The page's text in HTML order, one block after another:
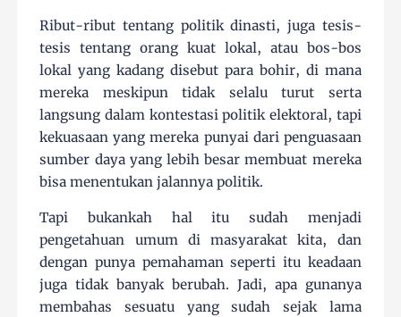
Ribut-ribut tentang politik dinasti, juga tesis-
tesis tentang orang kuat lokal, atau bos-bos
lokal yang kadang disebut para bohir, di mana
mereka meskipun tidak selalu turut serta
langsung dalam kontestasi politik elektoral, tapi
kekuasaan yang mereka punyai dari penguasaan
sumber daya yang lebih besar membuat mereka
bisa menentukan jalannya politik.
Tapi bukankah hal itu sudah menjadi
pengetahuan umum di masyarakat kita, dan
dengan punya pemahaman seperti itu keadaan
juga tidak banyak berubah. Jadi, apa gunanya
membahas sesuatu yang sudah sejak lama